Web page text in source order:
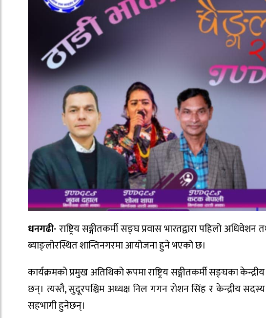
धनगढी-राष्ट्रिय सङ्गीतकर्मी सङ्घ प्रवास भारतद्वारा पहिलो
ब्याङ्लोरस्थित शान्तिनगरमा आयोजना हुने भएको छ।
कार्यक्रमको प्रमुख अतिथिको रूपमा राष्ट्रिय सङ्गीतकर्मी सङ्घका
छन्। त्यस्तै, सुदूरपश्चिम अध्यक्ष निल गगन रोशन सिंह र केन्द्रीय
सहभागी हुनेछन्।